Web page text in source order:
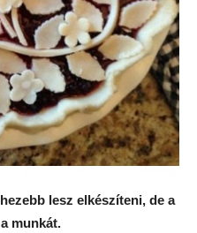
lesz elkészíteni, de a
munkát.